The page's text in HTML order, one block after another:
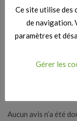
Categorie :
Aucun avis n’a été
Ce site utilise des
de navigation.
paramètres et
Gérer les